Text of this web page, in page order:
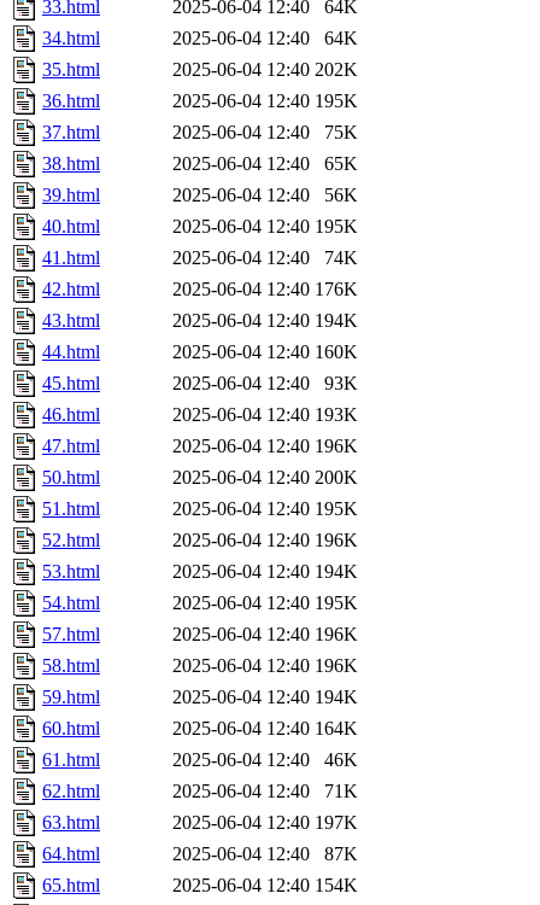
33.html
2025-06-04 12:40
64K
34.html
2025-06-04 12:40
64K
35.html
2025-06-04 12:40 202K
36.html
2025-06-04 12:40 195K
37.html
2025-06-04 12:40
75K
38.html
2025-06-04 12:40
65K
39.html
2025-06-04 12:40
56K
40.html
2025-06-04 12:40 195K
41.html
2025-06-04 12:40
74K
42.html
2025-06-04 12:40 176K
43.html
2025-06-04 12:40 194K
44.html
2025-06-04 12:40 160K
45.html
2025-06-04 12:40
93K
46.html
2025-06-04 12:40 193K
47.html
2025-06-04 12:40 196K
50.html
2025-06-04 12:40 200K
51.html
2025-06-04 12:40 195K
52.html
2025-06-04 12:40 196K
53.html
2025-06-04 12:40 194K
54.html
2025-06-04 12:40 195K
57.html
2025-06-04 12:40 196K
58.html
2025-06-04 12:40 196K
59.html
2025-06-04 12:40 194K
60.html
2025-06-04 12:40 164K
61.html
2025-06-04 12:40
46K
62.html
2025-06-04 12:40
71K
63.html
2025-06-04 12:40 197K
64.html
2025-06-04 12:40
87K
65.html
2025-06-04 12:40 154K